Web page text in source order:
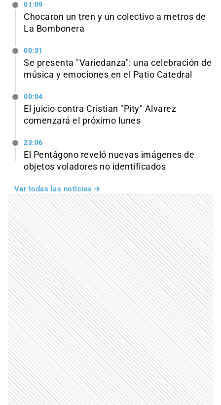
01:09
Chocaron un tren y un colectivo a metros de
La Bombonera
00:31
Se presenta "Variedanza": una celebración de
música y emociones en el Patio Catedral
00:04
El juicio contra Cristian "Pity" Alvarez
comenzará el próximo lunes
23:06
El Pentágono reveló nuevas imágenes de
objetos voladores no identificados
Ver todas las noticias